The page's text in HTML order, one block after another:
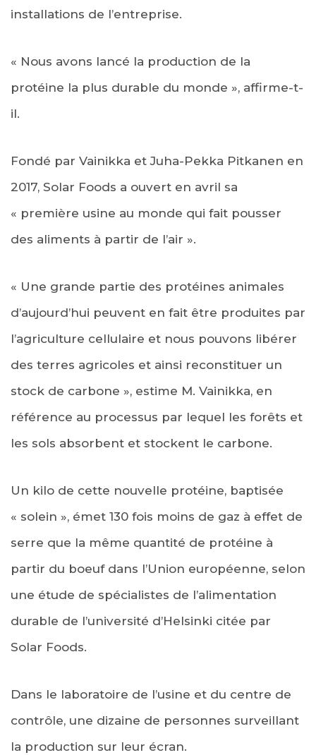
installations de l’entreprise.
« Nous avons lancé la production de la
protéine la plus durable du monde », affirme-t-
il.
Fondé par Vainikka et Juha-Pekka Pitkanen en
2017, Solar Foods a ouvert en avril sa
« première usine au monde qui fait pousser
des aliments à partir de l’air ».
« Une grande partie des protéines animales
d’aujourd’hui peuvent en fait être produites par
l’agriculture cellulaire et nous pouvons libérer
des terres agricoles et ainsi reconstituer un
stock de carbone », estime M. Vainikka, en
référence au processus par lequel les forêts et
les sols absorbent et stockent le carbone.
Un kilo de cette nouvelle protéine, baptisée
« solein », émet 130 fois moins de gaz à effet de
serre que la même quantité de protéine à
partir du boeuf dans l’Union européenne, selon
une étude de spécialistes de l’alimentation
durable de l’université d’Helsinki citée par
Solar Foods.
Dans le laboratoire de l’usine et du centre de
contrôle, une dizaine de personnes surveillant
la production sur leur écran.